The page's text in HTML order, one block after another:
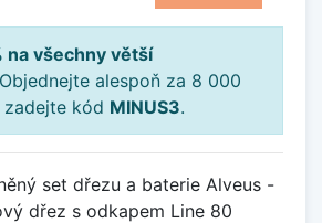
na všechny větší
Objednejte alespoň za 8 000
zadejte kód MINUS3.
set dřezu a baterie Alveus -
dřez s odkapem Line 80